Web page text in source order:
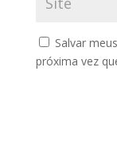
Salvar
próxima vez